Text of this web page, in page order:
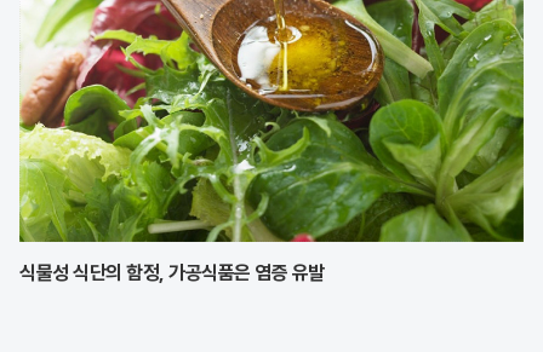
식물성 식단의 함정, 가공식품은 염증 유발